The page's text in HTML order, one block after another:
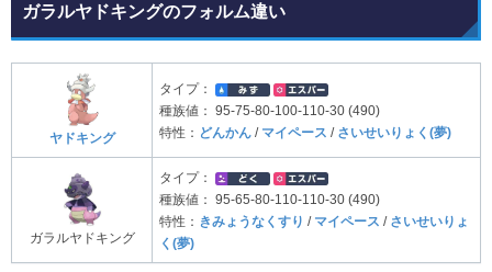
ガラルヤドキングのフォルム違い
ヤドキング
タイプ：
種族値：
95-75-80-100-110-30 (490)
特性： どんかん / マイペース / さいせいりょく(夢)
ガラルヤドキング
タイプ：
種族値：
95-65-80-110-110-30 (490)
特性： きみょうなくすり / マイペース / さいせいりょ
く(夢)